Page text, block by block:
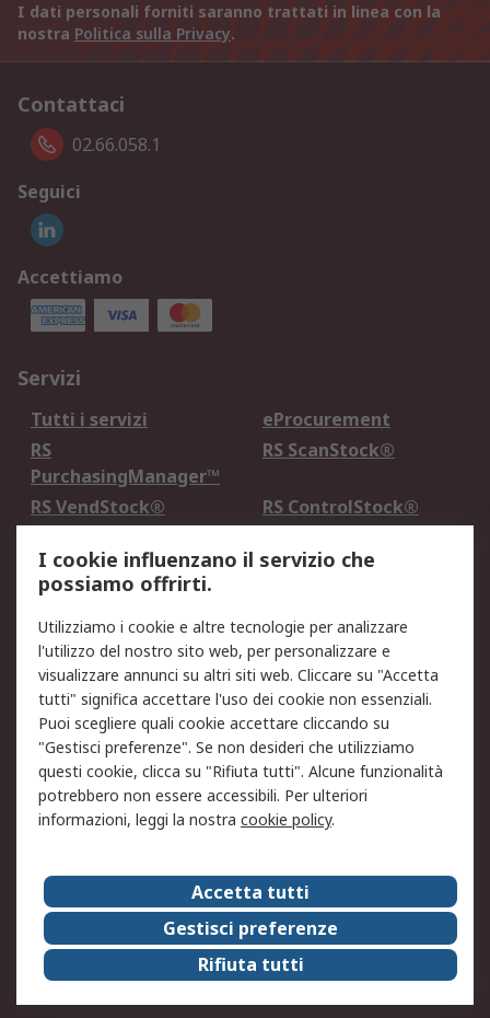
I dati personali forniti saranno trattati in linea con la
nostra Politica sulla Privacy.
Contattaci
02.66.058.1
Seguici
Accettiamo
Servizi
Tutti i servizi
eProcurement
RS
PurchasingManager™
RS ScanStock®
RS VendStock®
RS ControlStock®
Legale
Informativa Cookie
Informativa Privacy -
Aggiornata
Email Security
Termini d'uso
Condizioni di vendita
Condizioni generali di
servizio
Etica e responsabilità
Chi Siamo
Chi Siamo
Contattaci
Supporto
ESG
Carriere
RS Group
Press Centre
Discovery: il Blog di RS
I cookie influenzano il servizio che
possiamo offrirti.
Utilizziamo i cookie e altre tecnologie per analizzare
l'utilizzo del nostro sito web, per personalizzare e
visualizzare annunci su altri siti web. Cliccare su "Accetta
tutti" significa accettare l'uso dei cookie non essenziali.
Puoi scegliere quali cookie accettare cliccando su
"Gestisci preferenze". Se non desideri che utilizziamo
questi cookie, clicca su "Rifiuta tutti". Alcune funzionalità
potrebbero non essere accessibili. Per ulteriori
informazioni, leggi la nostra cookie policy.
Accetta tutti
Gestisci preferenze
Rifiuta tutti